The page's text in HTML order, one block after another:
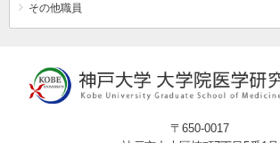
その他職員
〒650-0017